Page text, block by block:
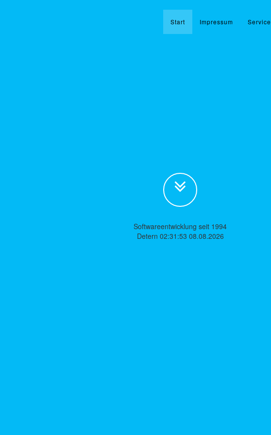
Start Impressum Service
Softwareentwicklung seit 1994
Detern 02:31:53 08.08.2026